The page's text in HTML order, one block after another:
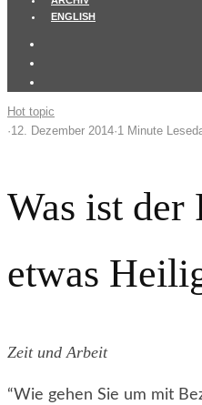
ENGLISH
Hot topic
·12. Dezember 2014·1 Minute
Was ist der
etwas
Zeit und Arbeit
“Wie gehen Sie um mit